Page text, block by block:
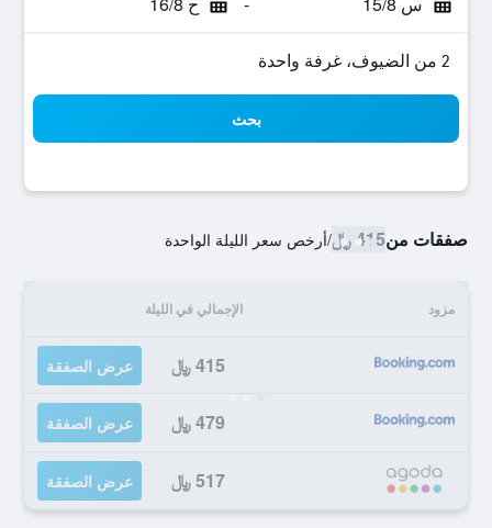
2 من الضيوف، غرفة واحدة
بحث
صفقات من415 ﷼ /أرخص سعر الليلة الواحدة
مزود الإجمالي في الليلة
415 ﷼ عرض الصفقة
479 ﷼ عرض الصفقة
517 ﷼ عرض الصفقة